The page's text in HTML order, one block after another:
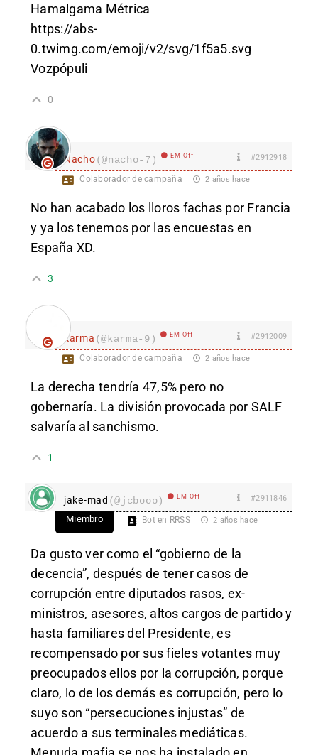
Hamalgama Métrica
https://abs-
0.twimg.com/emoji/v2/svg/1f5a5.svg
Vozpópuli
0
Nacho(@nacho-7) EM Off #2912918
Colaborador de campaña 2 años hace
No han acabado los lloros fachas por Francia
y ya los tenemos por las encuestas en
España XD.
3
karma (@karma-9) EM Off #2912009
Colaborador de campaña 2 años hace
La derecha tendría 47,5% pero no
gobernaría. La división provocada por SALF
salvaría al sanchismo.
1
jake-mad (@jcbooo) EM Off #2911846
Miembro Bot en RRSS 2 años hace
Da gusto ver como el “gobierno de la
decencia”, después de tener casos de
corrupción entre diputados rasos, ex-
ministros, asesores, altos cargos de partido y
hasta familiares del Presidente, es
recompensado por sus fieles votantes muy
preocupados ellos por la corrupción, porque
claro, lo de los demás es corrupción, pero lo
suyo son “persecuciones injustas” de
acuerdo a sus terminales mediáticas.